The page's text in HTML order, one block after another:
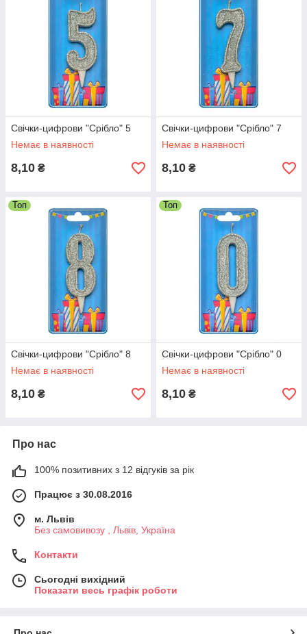
Свічки-цифрови "Срібло" 5
Немає в наявності
8,10 ₴
Свічки-цифрови "Срібло" 7
Немає в наявності
8,10 ₴
Топ
Свічки-цифрови "Срібло" 8
Немає в наявності
8,10 ₴
Топ
Свічки-цифрови "Срібло" 0
Немає в наявності
8,10 ₴
Про нас
100% позитивних з 12 відгуків за рік
Працює з 30.08.2016
м. Львів
Без самовивозу , Львів, Україна
Контакти
Сьогодні вихідний
Показати весь графік роботи